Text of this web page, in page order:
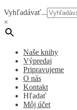
Vyhľadávať...
×
Naše knihy
Výpredaj
Pripravujeme
O nás
Kontakt
Hľadať
Môj účet